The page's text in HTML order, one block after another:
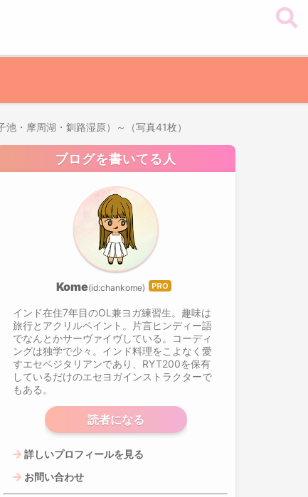
・摩周湖・釧路湿原）～（写真41枚）
ブログを書いてる人
Kome(id:chankome) はて
なブ
ログ
Pro
インド在住7年目のOL兼ヨガ練習生。趣味は
旅行とアクリルペイント。片言ヒンディー語
でなんとかサーヴァイヴしている。コーディ
ングは独学で少々。インド料理をこよなく愛
すエセベジタリアンであり、RYT200を保有
しているだけのエセヨガインストラクターで
もある。
読者になる
詳しいプロフィールを見る
お問い合わせ